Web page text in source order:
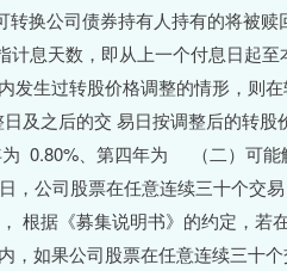
公司债券持有人持有的将被赎
天数，即从上一个付息日起至
生过转股价格调整的情形，则在
及之后的交 易日按调整后的转股
0.80%、第四年为 （二）可能
司股票在任意连续三十个交易
根据《募集说明书》的约定，若
，如果公司股票在任意连续三十